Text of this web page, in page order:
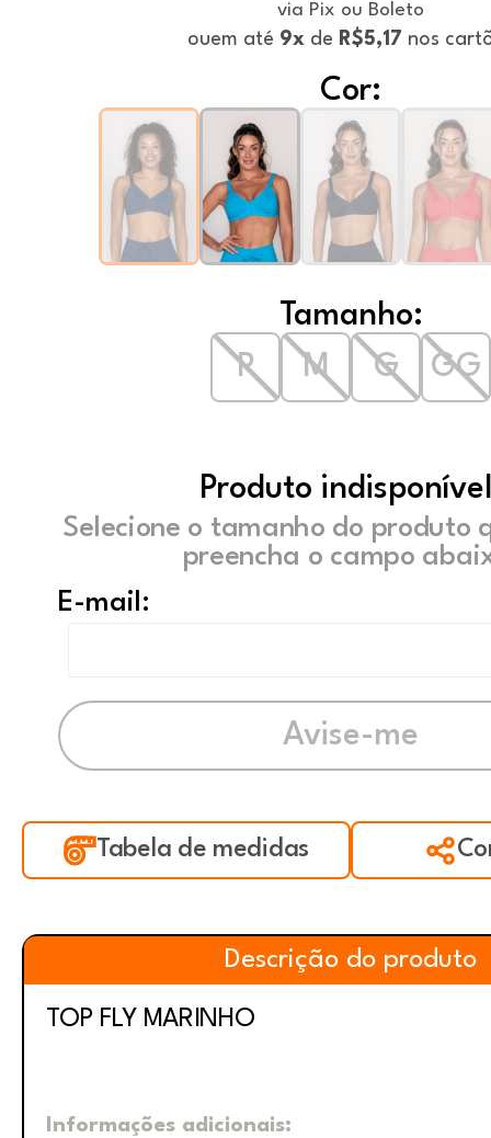
via Pix ou Boleto
ouem até 9x de R$5,17 nos
Cor:
Tamanho:
P
M G GG
Produto
Selecione o tamanho do produto
preencha o campo
E-mail:
Tabela de medidas
Descrição do produto
TOP FLY MARINHO
Informações adicionais: